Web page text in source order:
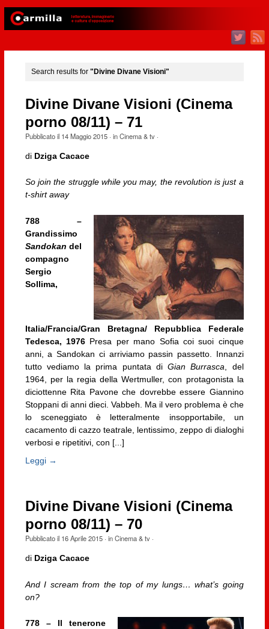
Search results for "Divine Divane Visioni"
Divine Divane Visioni (Cinema
porno 08/11) – 71
Pubblicato il 14 Maggio 2015· inCinema & tv·
di Dziga Cacace
So join the struggle while you may, the revolution is just a
t-shirt away
788 –
Grandissimo
Sandokan del
compagno
Sergio
Sollima,
Italia/Francia/Gran Bretagna/ Repubblica Federale
Tedesca, 1976 Presa per mano Sofia coi suoi cinque
anni, a Sandokan ci arriviamo passin passetto. Innanzi
tutto vediamo la prima puntata diGian Burrasca, del
1964, per la regia della Wertmuller, con protagonista la
diciottenne Rita Pavone che dovrebbe essere Giannino
Stoppani di anni dieci. Vabbeh. Ma il vero problema è che
lo sceneggiato è letteralmente insopportabile, un
cacamento di cazzo teatrale, lentissimo, zeppo di dialoghi
verbosi e ripetitivi, con [...]
Leggi →
Divine Divane Visioni (Cinema
porno 08/11) – 70
Pubblicato il 16 Aprile 2015· inCinema & tv·
di Dziga Cacace
And I scream from the top of my lungs… what’s going
on?
778 – Il tenerone